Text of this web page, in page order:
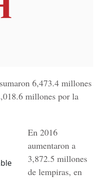
6,473.4 millones
millones por la
En 2016
aumentaron a
3,872.5 millones
de lempiras, en